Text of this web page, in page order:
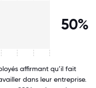
50%
affirmant qu’il fait
dans leur entreprise.